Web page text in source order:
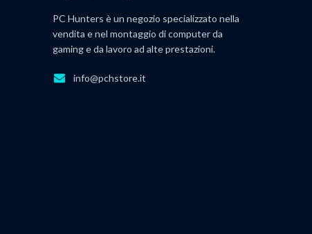
PC Hunters è un negozio specializzato nella
vendita e nel montaggio di computer da
gaming e da lavoro ad alte prestazioni.
info@pchstore.it